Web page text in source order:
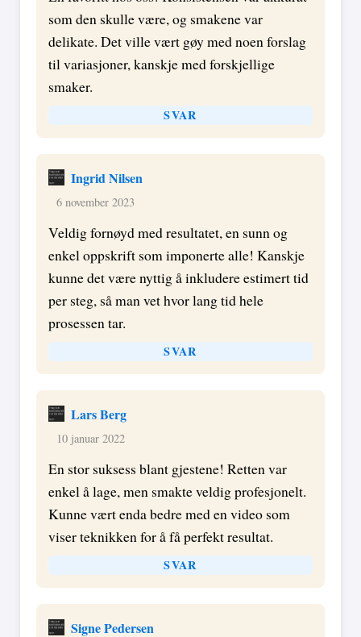
som den skulle være, og smakene var
delikate. Det ville vært gøy med noen forslag
til variasjoner, kanskje med forskjellige
smaker.
SVAR
Ingrid Nilsen
6 november 2023
Veldig fornøyd med resultatet, en sunn og
enkel oppskrift som imponerte alle! Kanskje
kunne det være nyttig å inkludere estimert tid
per steg, så man vet hvor lang tid hele
prosessen tar.
SVAR
Lars Berg
10 januar 2022
En stor suksess blant gjestene! Retten var
enkel å lage, men smakte veldig profesjonelt.
Kunne vært enda bedre med en video som
viser teknikken for å få perfekt resultat.
SVAR
Signe Pedersen